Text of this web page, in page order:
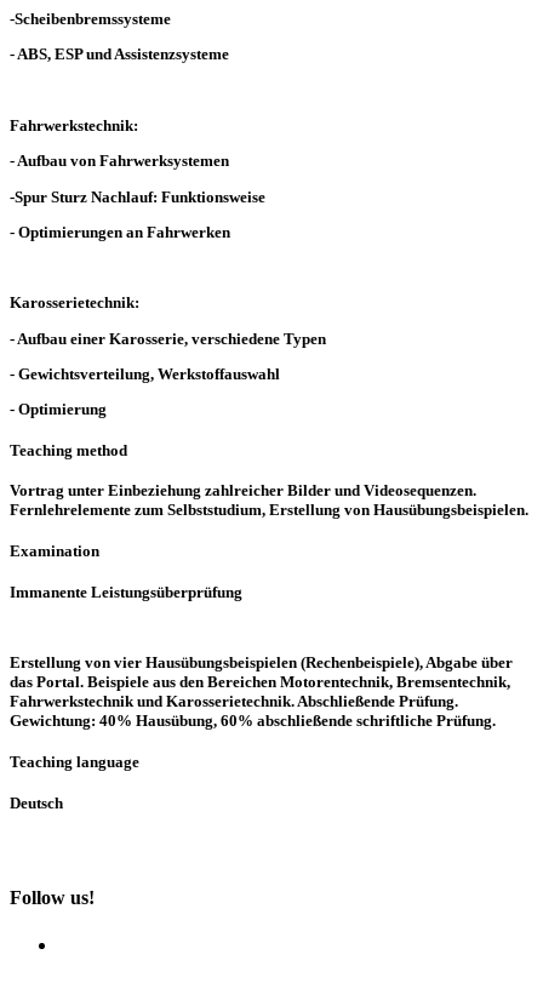
-Scheibenbremssysteme
- ABS, ESP und Assistenzsysteme
Fahrwerkstechnik:
- Aufbau von Fahrwerksystemen
-Spur Sturz Nachlauf: Funktionsweise
- Optimierungen an Fahrwerken
Karosserietechnik:
- Aufbau einer Karosserie, verschiedene Typen
- Gewichtsverteilung, Werkstoffauswahl
- Optimierung
Teaching method
Vortrag unter Einbeziehung zahlreicher Bilder und Videosequenzen.
Fernlehrelemente zum Selbststudium, Erstellung von Hausübungsbeispielen.
Examination
Immanente Leistungsüberprüfung
Erstellung von vier Hausübungsbeispielen (Rechenbeispiele), Abgabe über
das Portal. Beispiele aus den Bereichen Motorentechnik, Bremsentechnik,
Fahrwerkstechnik und Karosserietechnik. Abschließende Prüfung.
Gewichtung: 40% Hausübung, 60% abschließende schriftliche Prüfung.
Teaching language
Deutsch
Follow us!